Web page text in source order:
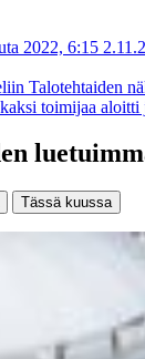
2022, 6:15
Talotehtaiden
toimijaa
Tässä kuussa